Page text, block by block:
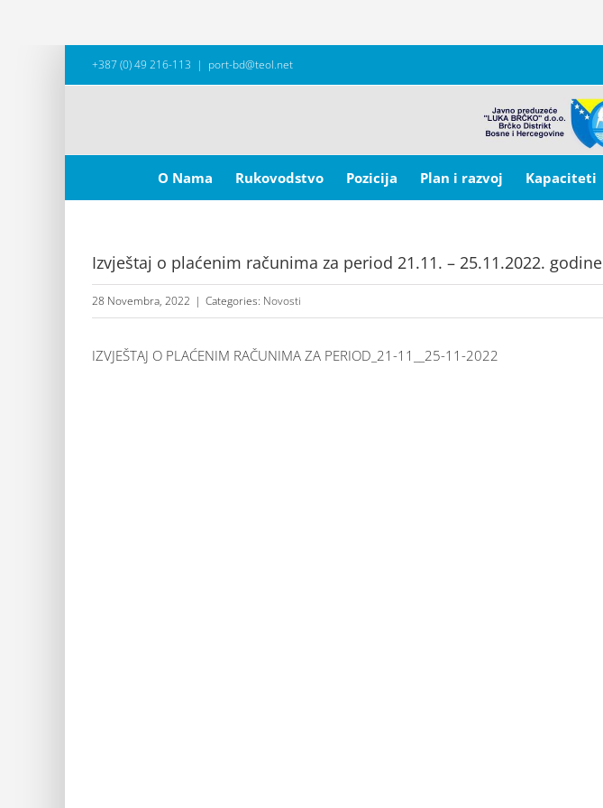
+387 (0) 49 216-113 | port-bd@teol.net
for:
O Nama
Rukovodstvo Pozicija Plan i razvoj Kapaciteti
Izvještaj o plaćenim računima za period 21.11. – 25.11.2022. godine
28 Novembra, 2022 | Categories: Novosti
IZVJEŠTAJ O PLAĆENIM RAČUNIMA ZA PERIOD_21-11__25-11-2022